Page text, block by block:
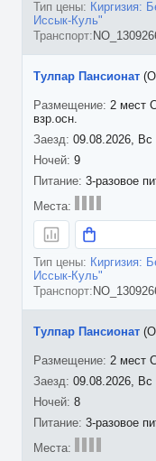
Киргизия:
Иссык-Куль"
09.08.2026, Вс
9
Тулпар Пансионат
2 мест
взр.осн.
3-разовое
Киргизия:
Иссык-Куль"
09.08.2026, Вс
8
Тулпар Пансионат
2 мест
3-разовое